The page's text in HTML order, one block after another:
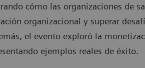
cómo las organizaciones de
organizacional y superar
el evento exploró la
ejemplos reales de éxito.